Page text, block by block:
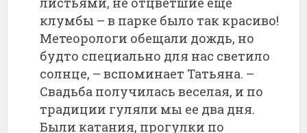
клумбы – в парке было так красиво!
Метеорологи обещали дождь, но
будто специально для нас светило
солнце, – вспоминает Татьяна. –
Свадьба получилась веселая, и по
традиции гуляли мы ее два дня.
Были катания, прогулки по